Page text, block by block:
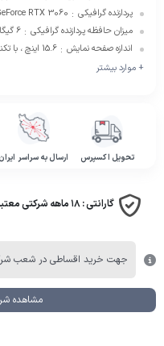
پردازنده گرافیکی :
RTX 3060
میزان حافظه پردازنده گرافیکی : 6 گیگابایت
اندازه صفحه نمایش : 15.6 اینچ ، با تکنولوژی IPS
+ موارد بیشتر
تحویل اکسپرس ارسال به سراسر ایران
گارانتی :۱۸ ماهه شرکتی معتبر
جهت خرید اقساطی در شعب شرکت به قیمت
مشاهده